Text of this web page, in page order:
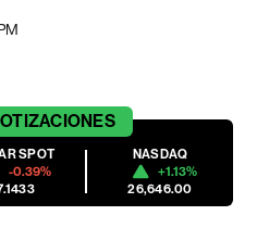
SPOT
-0.39%
NASDAQ
+1.13%
26,646.00